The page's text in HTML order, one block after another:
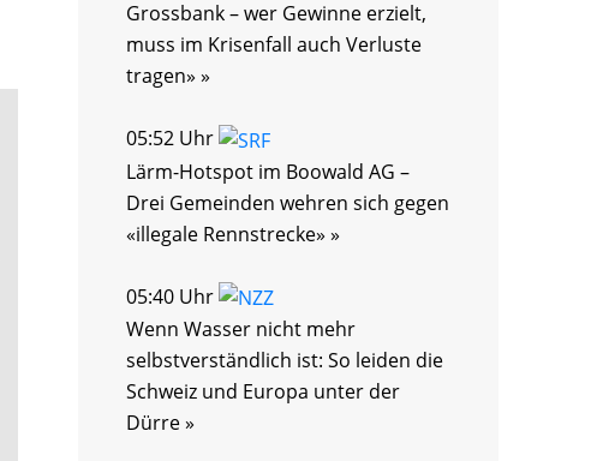
Grossbank – wer Gewinne erzielt,
muss im Krisenfall auch Verluste
tragen» »
05:52 Uhr
Lärm-Hotspot im Boowald AG –
Drei Gemeinden wehren sich gegen
«illegale Rennstrecke» »
05:40 Uhr
Wenn Wasser nicht mehr
selbstverständlich ist: So leiden die
Schweiz und Europa unter der
Dürre »